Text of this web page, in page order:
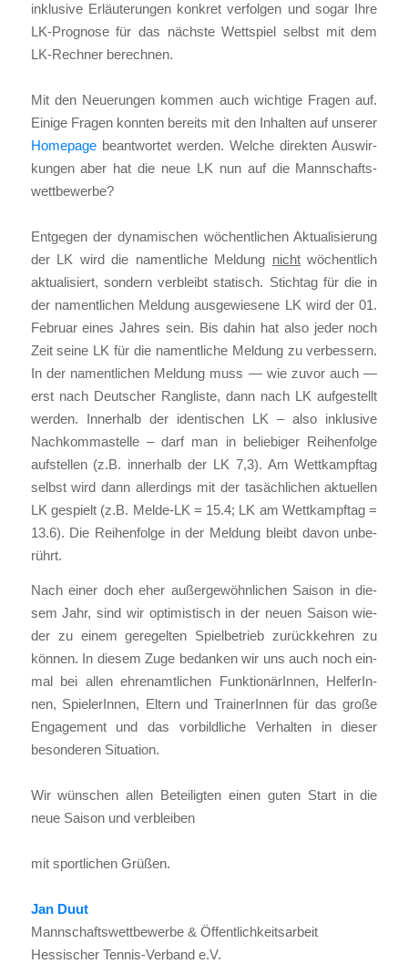
inklu­si­ve Erläu­te­run­gen kon­kret ver­fol­gen und sogar Ihre
LK-Pro­gno­se für das nächs­te Wett­spiel selbst mit dem
LK-Rech­ner berech­nen.
Mit den Neue­run­gen kom­men auch wich­ti­ge Fra­gen auf.
Eini­ge Fra­gen konn­ten bereits mit den Inhal­ten auf unse­rer
Home­pagebeant­wor­tet wer­den. Wel­che direk­ten Aus­wir­
kun­gen aber hat die neue LK nun auf die Mann­schafts­
wett­be­wer­be?
Ent­ge­gen der dyna­mi­schen wöchent­li­chen Aktua­li­sie­rung
der LK wird die nament­li­che Mel­dung nichtwöchent­lich
aktua­li­siert, son­dern ver­bleibt sta­tisch. Stich­tag für die in
der nament­li­chen Mel­dung aus­ge­wie­se­ne LK wird der 01.
Febru­ar eines Jah­res sein. Bis dahin hat also jeder noch
Zeit sei­ne LK für die nament­li­che Mel­dung zu ver­bes­sern.
In der nament­li­chen Mel­dung muss — wie zuvor auch —
erst nach Deut­scher Rang­lis­te, dann nach LK auf­ge­stellt
wer­den. Inner­halb der iden­ti­schen LK – also inklu­si­ve
Nach­kom­ma­stel­le – darf man in belie­bi­ger Rei­hen­fol­ge
auf­stel­len (z.B. inner­halb der LK 7,3). Am Wett­kampf­tag
selbst wird dann aller­dings mit der tasäch­li­chen aktu­el­len
LK gespielt (z.B. Mel­de-LK = 15.4; LK am Wett­kampf­tag =
13.6). Die Rei­hen­fol­ge in der Mel­dung bleibt davon unbe­
rührt.
Nach einer doch eher außer­ge­wöhn­li­chen Sai­son in die­
sem Jahr, sind wir opti­mis­tisch in der neu­en Sai­son wie­
der zu einem gere­gel­ten Spiel­be­trieb zurück­keh­ren zu
kön­nen. In die­sem Zuge bedan­ken wir uns auch noch ein­
mal bei allen ehren­amt­li­chen Funk­tio­nä­rIn­nen, Hel­fe­rIn­
nen, Spie­le­rIn­nen, Eltern und Trai­ne­rIn­nen für das gro­ße
Enga­ge­ment und das vor­bild­li­che Ver­hal­ten in die­ser
beson­de­ren Situa­ti­on.
Wir wün­schen allen Betei­lig­ten einen guten Start in die
neue Sai­son und ver­blei­ben
mit sport­li­chen Grü­ßen.
Jan Duut
Mann­schafts­wett­be­wer­be & Öffent­lich­keits­ar­beit
Hes­si­scher Ten­nis-Ver­band e.V.